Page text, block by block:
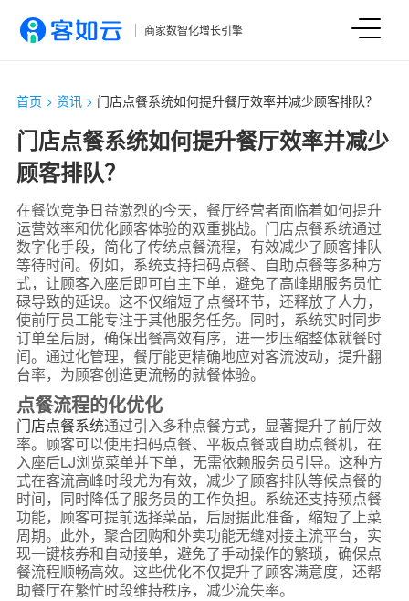
商家数智化增长引擎
首页 > 资讯> 门店点餐系统如何提升餐厅效率并减少顾客排队？
门店点餐系统如何提升餐厅效率并减少
顾客排队？
在餐饮竞争日益激烈的今天，餐厅经营者面临着如何提升
运营效率和优化顾客体验的双重挑战。门店点餐系统通过
数字化手段，简化了传统点餐流程，有效减少了顾客排队
等待时间。例如，系统支持扫码点餐、自助点餐等多种方
式，让顾客入座后即可自主下单，避免了高峰期服务员忙
碌导致的延误。这不仅缩短了点餐环节，还释放了人力，
使前厅员工能专注于其他服务任务。同时，系统实时同步
订单至后厨，确保出餐高效有序，进一步压缩整体就餐时
间。通过化管理，餐厅能更精确地应对客流波动，提升翻
台率，为顾客创造更流畅的就餐体验。
点餐流程的化优化
门店点餐系统通过引入多种点餐方式，显著提升了前厅效
率。顾客可以使用扫码点餐、平板点餐或自助点餐机，在
入座后LJ浏览菜单并下单，无需依赖服务员引导。这种方
式在客流高峰时段尤为有效，减少了顾客排队等候点餐的
时间，同时降低了服务员的工作负担。系统还支持预点餐
功能，顾客可提前选择菜品，后厨据此准备，缩短了上菜
周期。此外，聚合团购和外卖功能无缝对接主流平台，实
现一键核券和自动接单，避免了手动操作的繁琐，确保点
餐流程顺畅高效。这些优化不仅提升了顾客满意度，还帮
助餐厅在繁忙时段维持秩序，减少流失率。